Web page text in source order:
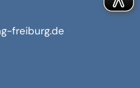
freiburg.de